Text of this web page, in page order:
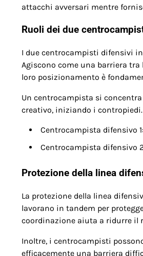
attacchi avversari mentre
Ruoli dei due
I due centrocampisti difensivi
Agiscono come una barriera tra
loro posizionamento è
Un centrocampista si
creativo, iniziando i
Centrocampista difensivo
Centrocampista difensivo
Protezione della linea
La protezione della linea
lavorano in tandem per
coordinazione aiuta a ridurre
Inoltre, i centrocampisti
efficacemente una barriera